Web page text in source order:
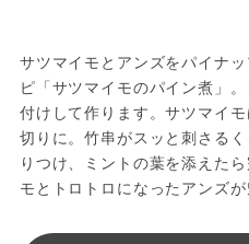
サツマイモとアンズをパイナ
ピ「サツマイモのパイン煮」
付けして作ります。サツマイ
切りに。竹串がスッと刺さる
りつけ、ミントの葉を添えた
モとトロトロになったアンズ